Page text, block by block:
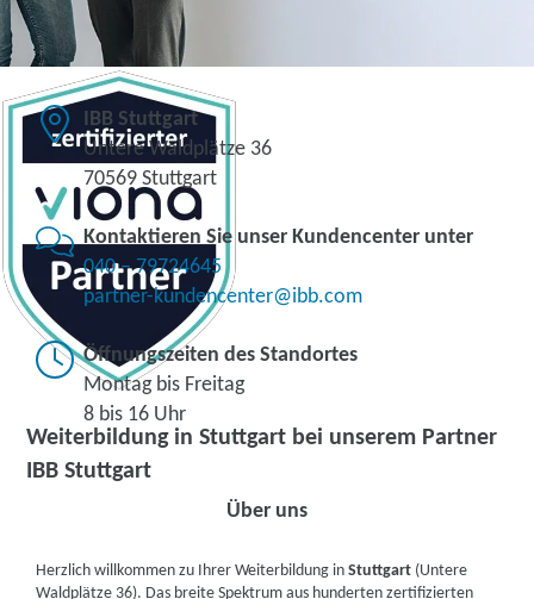
Weiterbildung in Stuttgart bei unserem Partner
IBB Stuttgart
IBB Stuttgart
Untere Waldplätze 36
70569 Stuttgart
Kontaktieren Sie unser Kundencenter unter
040 – 79724645
partner-kundencenter@ibb.com
Öffnungszeiten des Standortes
Montag bis Freitag
8 bis 16 Uhr
Über uns
Herzlich willkommen zu Ihrer Weiterbildung inStuttgart (Untere
Waldplätze 36). Das breite Spektrum aus hunderten zertifizierten